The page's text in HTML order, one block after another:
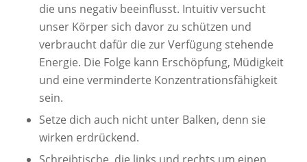
die uns negativ beeinflusst. Intuitiv versucht
unser Körper sich davor zu schützen und
verbraucht dafür die zur Verfügung stehende
Energie. Die Folge kann Erschöpfung, Müdigkeit
und eine verminderte Konzentrationsfähigkeit
sein.
Setze dich auch nicht unter Balken, denn sie
wirken erdrückend.
Schreibtische, die links und rechts um einen